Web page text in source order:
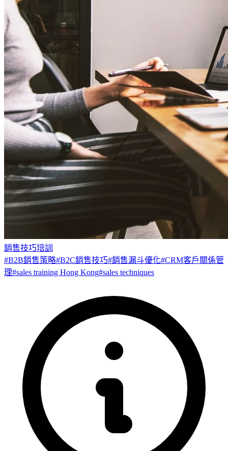
銷售技巧培訓
#B2B銷售策略#B2C銷售技巧#銷售漏斗優化#CRM客戶關係管
理#sales training Hong Kong#sales techniques